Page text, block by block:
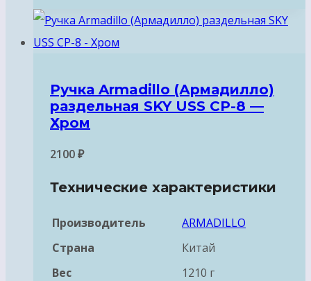
Ручка Armadillo (Армадилло)
раздельная SKY USS CP-8 —
Хром
2100₽
Технические характеристики
Производитель
ARMADILLO
Страна
Китай
Вес
1210 г